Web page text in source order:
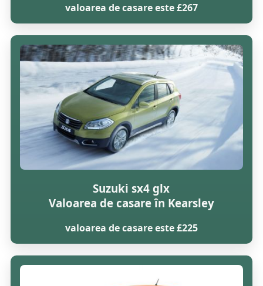
valoarea de casare este £267
Suzuki sx4 glx
Valoarea de casare în Kearsley
valoarea de casare este £225